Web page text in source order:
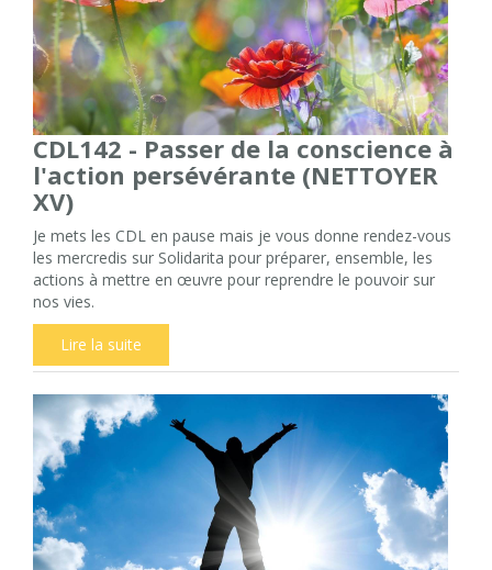
CDL142 - Passer de la conscience à
l'action persévérante (NETTOYER
XV)
Je mets les CDL en pause mais je vous donne rendez-vous
les mercredis sur Solidarita pour préparer, ensemble, les
actions à mettre en œuvre pour reprendre le pouvoir sur
nos vies.
Lire la suite